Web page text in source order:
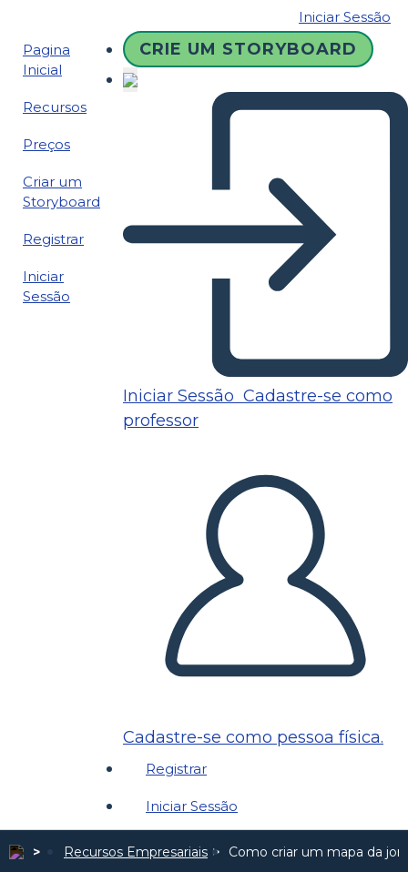
Iniciar Sessão
Pagina
Inicial
Recursos
Preços
Criar um
Storyboard
Registrar
Iniciar
Sessão
CRIE UM STORYBOARD
Iniciar Sessão Cadastre-se como
professor
Cadastre-se como pessoa física.
Registrar
Iniciar Sessão
Recursos Empresariais Como criar um mapa da